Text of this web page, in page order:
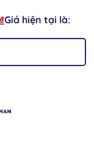
₫Giá hiện tại là: